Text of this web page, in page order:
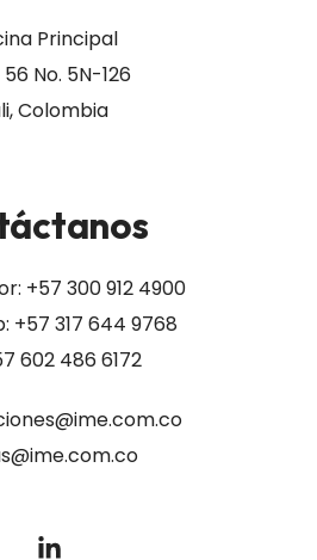
Principal
No. 5N-126
Colombia
+57 300 912 4900
+57 317 644 9768
602 486 6172